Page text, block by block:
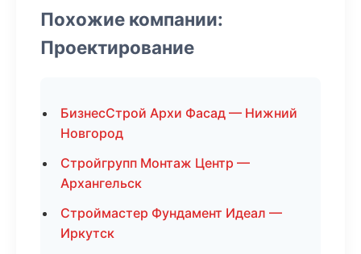
Похожие компании:
Проектирование
БизнесСтрой Архи Фасад — Нижний
Новгород
Стройгрупп Монтаж Центр —
Архангельск
Строймастер Фундамент Идеал —
Иркутск